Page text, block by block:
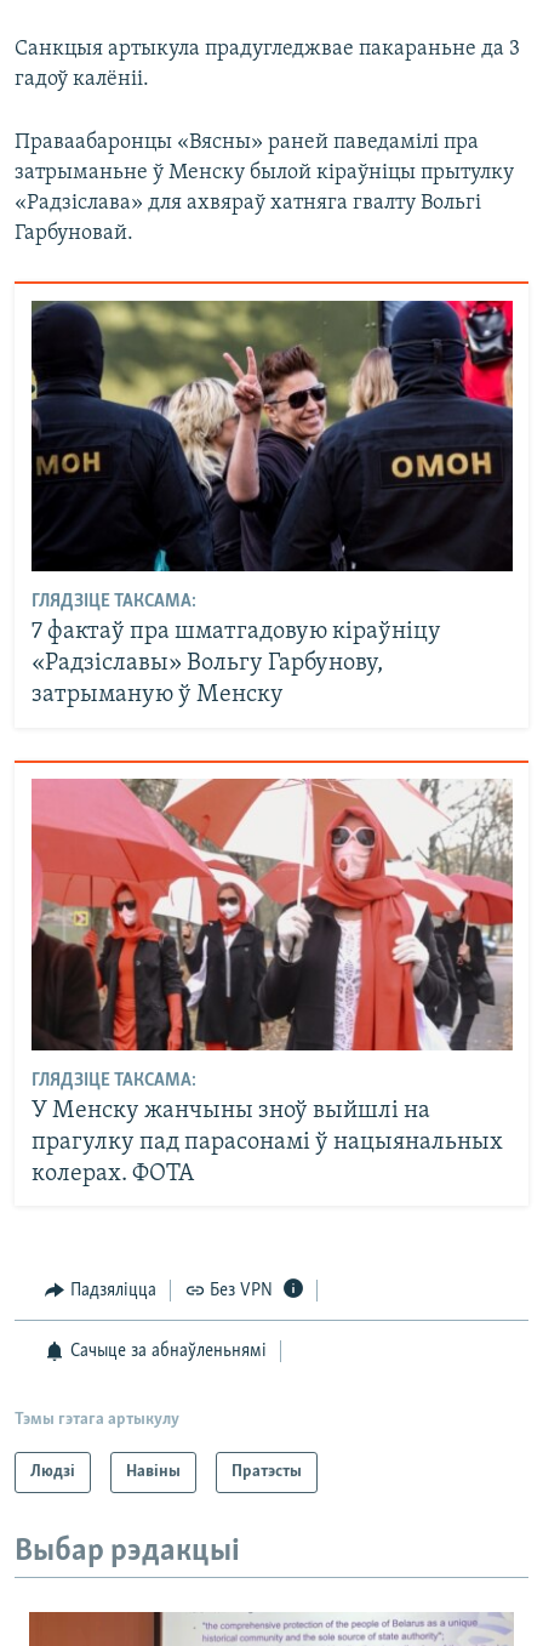
Санкцыя артыкула прадугледжвае пакараньне да 3
гадоў калёніі.
Праваабаронцы «Вясны» раней паведамілі пра
затрыманьне ў Менску былой кіраўніцы прытулку
«Радзіслава» для ахвяраў хатняга гвалту Вольгі
Гарбуновай.
ГЛЯДЗІЦЕ ТАКСАМА:
7 фактаў пра шматгадовую кіраўніцу
«Радзіславы» Вольгу Гарбунову,
затрыманую ў Менску
ГЛЯДЗІЦЕ ТАКСАМА:
У Менску жанчыны зноў выйшлі на
прагулку пад парасонамі ў нацыянальных
колерах. ФОТА
Падзяліцца Без VPN
Сачыце за абнаўленьнямі
Тэмы гэтага артыкулу
Людзі Навіны Пратэсты
Выбар рэдакцыі